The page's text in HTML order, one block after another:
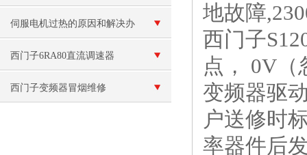
么处理？六个排查步骤逐一分
析
伺服电机过热的原因和解决办
法
西门子6RA80直流调速器
F60042故障处理修复解决
西门子变频器冒烟维修
地故障
西门子
点， 0V（
变频器驱
户送修时
率器件后